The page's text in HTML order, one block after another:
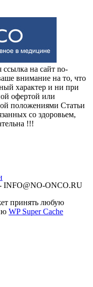
на сайт no-
внимание на то, что
характер и ни при
офертой или
положениями Статьи
со здоровьем,
!!!
ONCO.RU
принять любую
WP Super Cache